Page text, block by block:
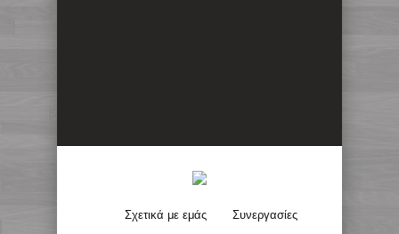
Σχετικά με εμάς Συνεργασίες